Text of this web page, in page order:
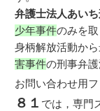
弁護士法人あい
少年事件のみを
身柄解放活動か
害事件の刑事弁
お問い合わせ用
８１ では，専門